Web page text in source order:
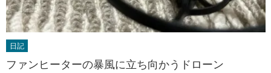
日記
ファンヒーターの暴風に立ち向かうドローン